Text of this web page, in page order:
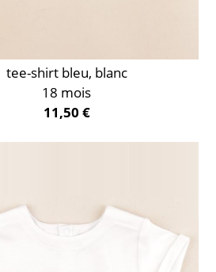
tee-shirt bleu, blanc
18 mois
11,50 €